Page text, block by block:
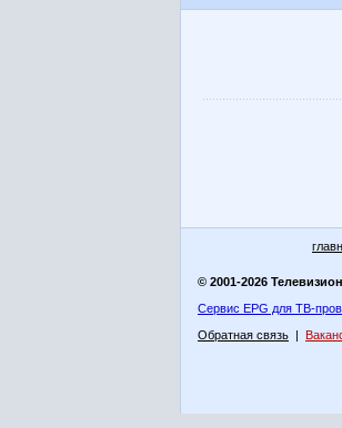
© 2001-2026
Сервис EPG для ТВ-
Обратная связь |